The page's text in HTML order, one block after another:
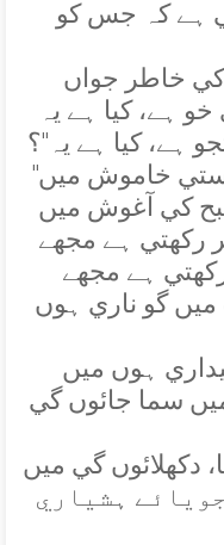
ہے کہ جس کو
خاطر جواں
ہے، کيا ہے يہ
ہے، کيا ہے يہ''؟
خاموش ميں
کي آغوش ميں
رکھتي ہے مجھے
ہے مجھے
گو ناري ہوں
ہوں ميں
سما جائوں گي
دکھلائوں گي ميں
ہشياري